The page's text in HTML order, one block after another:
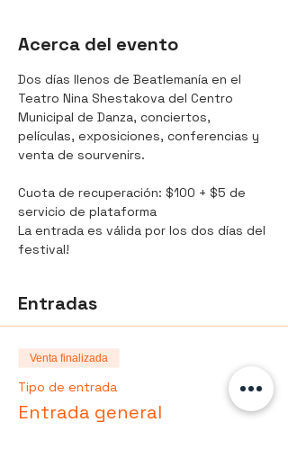
Acerca del evento
Dos días llenos de Beatlemanía en el
Teatro Nina Shestakova del Centro
Municipal de Danza, conciertos,
películas, exposiciones, conferencias y
venta de sourvenirs.
Cuota de recuperación: $100 + $5 de
servicio de plataforma
La entrada es válida por los dos días del
festival!
Entradas
Venta finalizada
Tipo de entrada
Entrada general